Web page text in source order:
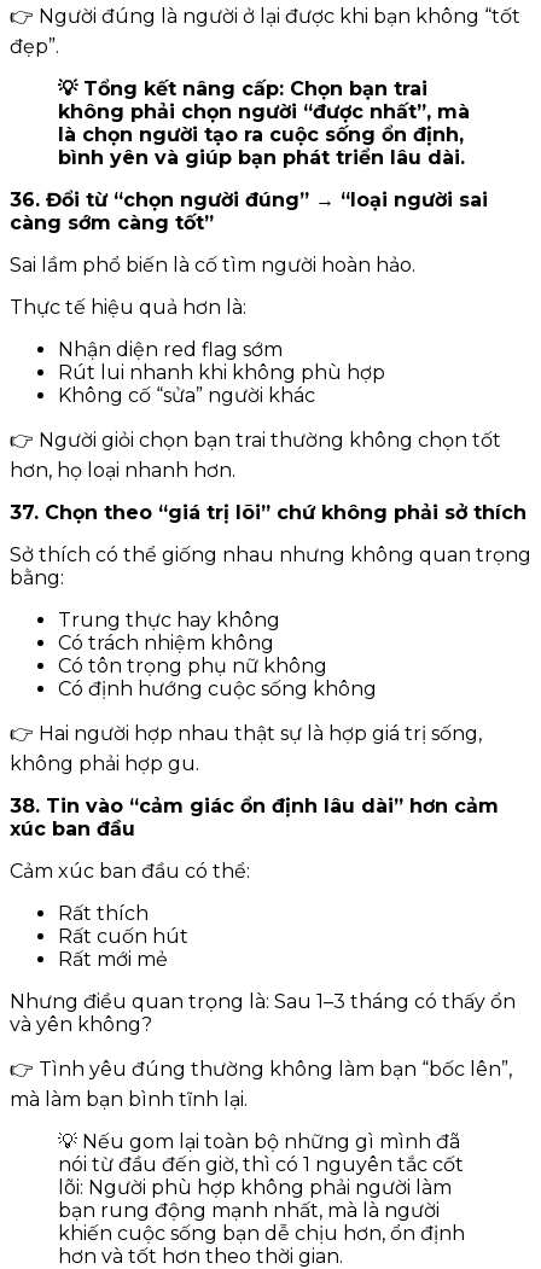
👉 Người đúng là người ở lại được khi bạn không “tốt
đẹp”.
💡 Tổng kết nâng cấp: Chọn bạn trai
không phải chọn người “được nhất”, mà
là chọn người tạo ra cuộc sống ổn định,
bình yên và giúp bạn phát triển lâu dài.
36. Đổi từ “chọn người đúng” → “loại người sai
càng sớm càng tốt”
Sai lầm phổ biến là cố tìm người hoàn hảo.
Thực tế hiệu quả hơn là:
Nhận diện red flag sớm
Rút lui nhanh khi không phù hợp
Không cố “sửa” người khác
👉 Người giỏi chọn bạn trai thường không chọn tốt
hơn, họ loại nhanh hơn.
37. Chọn theo “giá trị lõi” chứ không phải sở thích
Sở thích có thể giống nhau nhưng không quan trọng
bằng:
Trung thực hay không
Có trách nhiệm không
Có tôn trọng phụ nữ không
Có định hướng cuộc sống không
👉 Hai người hợp nhau thật sự là hợp giá trị sống,
không phải hợp gu.
38. Tin vào “cảm giác ổn định lâu dài” hơn cảm
xúc ban đầu
Cảm xúc ban đầu có thể:
Rất thích
Rất cuốn hút
Rất mới mẻ
Nhưng điều quan trọng là: Sau 1–3 tháng có thấy ổn
và yên không?
👉 Tình yêu đúng thường không làm bạn “bốc lên”,
mà làm bạn bình tĩnh lại.
💡 Nếu gom lại toàn bộ những gì mình đã
nói từ đầu đến giờ, thì có 1 nguyên tắc cốt
lõi: Người phù hợp không phải người làm
bạn rung động mạnh nhất, mà là người
khiến cuộc sống bạn dễ chịu hơn, ổn định
hơn và tốt hơn theo thời gian.